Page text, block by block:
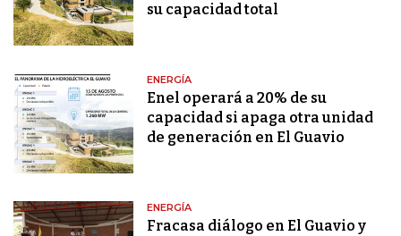
su capacidad total
ENERGÍA
Enel operará a 20% de su
capacidad si apaga otra unidad
de generación en El Guavio
ENERGÍA
Fracasa diálogo en El Guavio y